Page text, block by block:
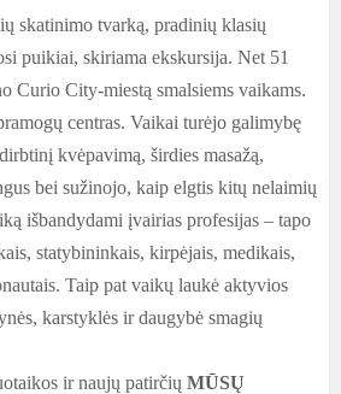
skatinimo tvarką, pradinių klasių
puikiai, skiriama ekskursija. Net 51
Curio City-miestą smalsiems vaikams.
centras. Vaikai turėjo galimybę
kvėpavimą, širdies masažą,
bei sužinojo, kaip elgtis kitų nelaimių
išbandydami įvairias profesijas – tapo
statybininkais, kirpėjais, medikais,
Taip pat vaikų laukė aktyvios
karstyklės ir daugybė smagių
ir naujų patirčių MŪSŲ